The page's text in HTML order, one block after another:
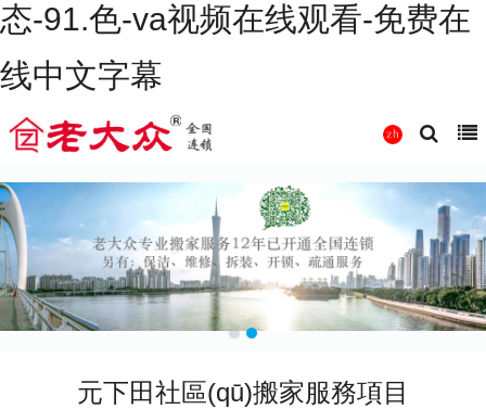
态-91.色-va视频在线观看-免费在
线中文字幕
元下田社區(qū)搬家服務項目